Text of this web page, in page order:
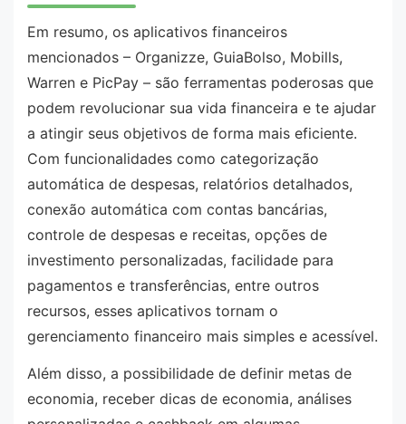
Em resumo, os aplicativos financeiros
mencionados – Organizze, GuiaBolso, Mobills,
Warren e PicPay – são ferramentas poderosas que
podem revolucionar sua vida financeira e te ajudar
a atingir seus objetivos de forma mais eficiente.
Com funcionalidades como categorização
automática de despesas, relatórios detalhados,
conexão automática com contas bancárias,
controle de despesas e receitas, opções de
investimento personalizadas, facilidade para
pagamentos e transferências, entre outros
recursos, esses aplicativos tornam o
gerenciamento financeiro mais simples e acessível.
Além disso, a possibilidade de definir metas de
economia, receber dicas de economia, análises